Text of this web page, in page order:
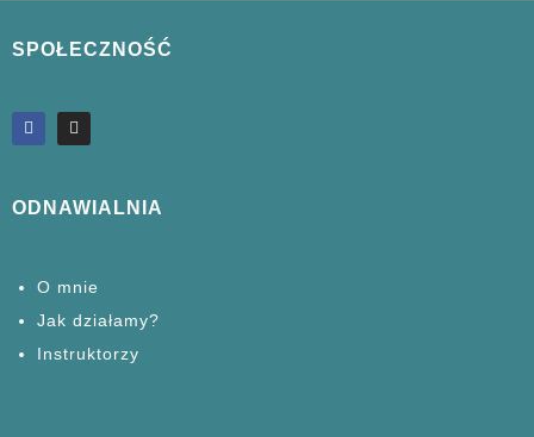
SPOŁECZNOŚĆ
ODNAWIALNIA
O mnie
Jak działamy?
Instruktorzy